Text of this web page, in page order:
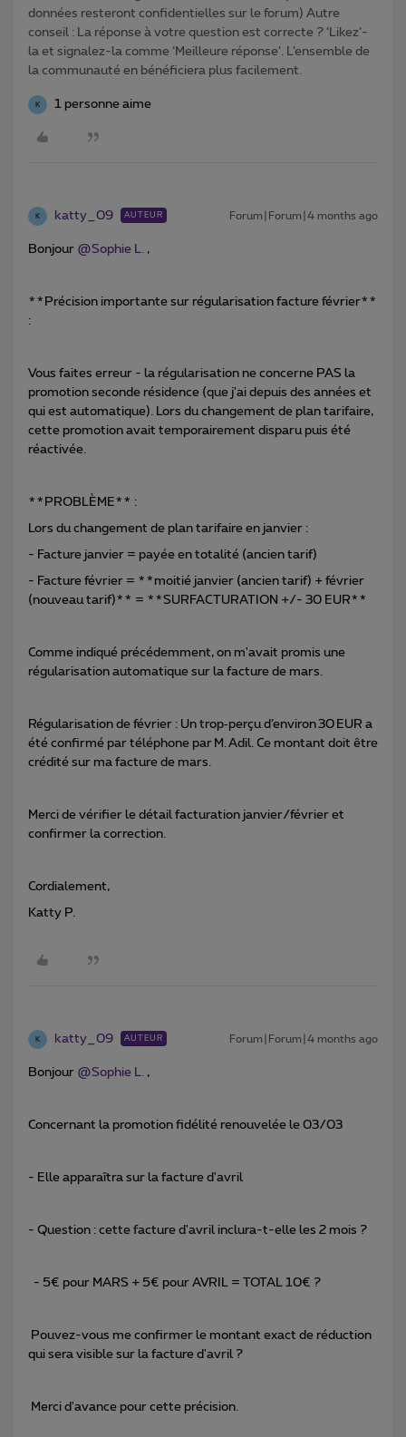
données resteront confidentielles sur le forum) Autre
conseil : La réponse à votre question est correcte ? ‘Likez’-
la et signalez-la comme ‘Meilleure réponse’. L’ensemble de
la communauté en bénéficiera plus facilement.
K 1 personne aime
K katty_09 AUTEUR Forum|Forum|4 months ago
Bonjour ​ @Sophie L. ,
**Précision importante sur régularisation facture février**
:
Vous faites erreur - la régularisation ne concerne PAS la
promotion seconde résidence (que j'ai depuis des années et
qui est automatique). Lors du changement de plan tarifaire,
cette promotion avait temporairement disparu puis été
réactivée.
**PROBLÈME** :
Lors du changement de plan tarifaire en janvier :
- Facture janvier = payée en totalité (ancien tarif)
- Facture février = **moitié janvier (ancien tarif) + février
(nouveau tarif)** = **SURFACTURATION +/- 30 EUR**
Comme indiqué précédemment, on m'avait promis une
régularisation automatique sur la facture de mars.
Régularisation de février : Un trop‑perçu d’environ 30 EUR a
été confirmé par téléphone par M. Adil. Ce montant doit être
crédité sur ma facture de mars.
Merci de vérifier le détail facturation janvier/février et
confirmer la correction.
Cordialement,
Katty P.
K katty_09 AUTEUR Forum|Forum|4 months ago
Bonjour ​ @Sophie L. ,
Concernant la promotion fidélité renouvelée le 03/03
- Elle apparaîtra sur la facture d'avril
- Question : cette facture d'avril inclura-t-elle les 2 mois ?
- 5€ pour MARS + 5€ pour AVRIL = TOTAL 10€ ?
Pouvez-vous me confirmer le montant exact de réduction
qui sera visible sur la facture d'avril ?
Merci d'avance pour cette précision.